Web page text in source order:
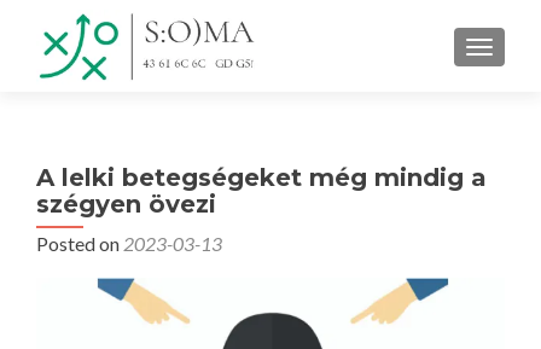
A lelki betegségeket még mindig a
szégyen övezi
Posted on 2023-03-13